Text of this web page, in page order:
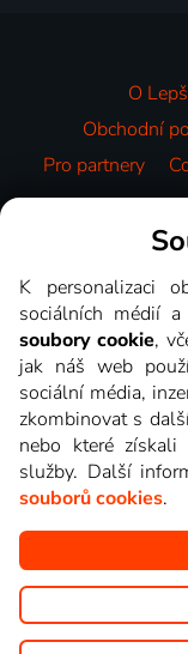
O
Obchodní
Pro partnery
Copyright ©
obrázky z pořadů
K personalizaci
sociálních médií
soubory cookie,
jak náš web
sociální média,
zkombinovat s
nebo které
služby. Další
souborů cookies.